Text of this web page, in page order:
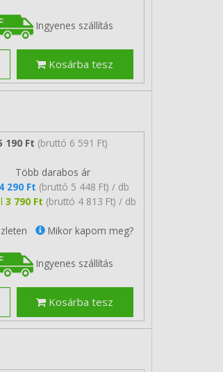
Ingyenes szállítás
Kosárba tesz
190 Ft (bruttó 6 591 Ft)
Több darabos ár
4 290 Ft (bruttó 5 448 Ft) / db
3 790 Ft (bruttó 4 813 Ft) / db
Mikor kapom meg?
Ingyenes szállítás
Kosárba tesz